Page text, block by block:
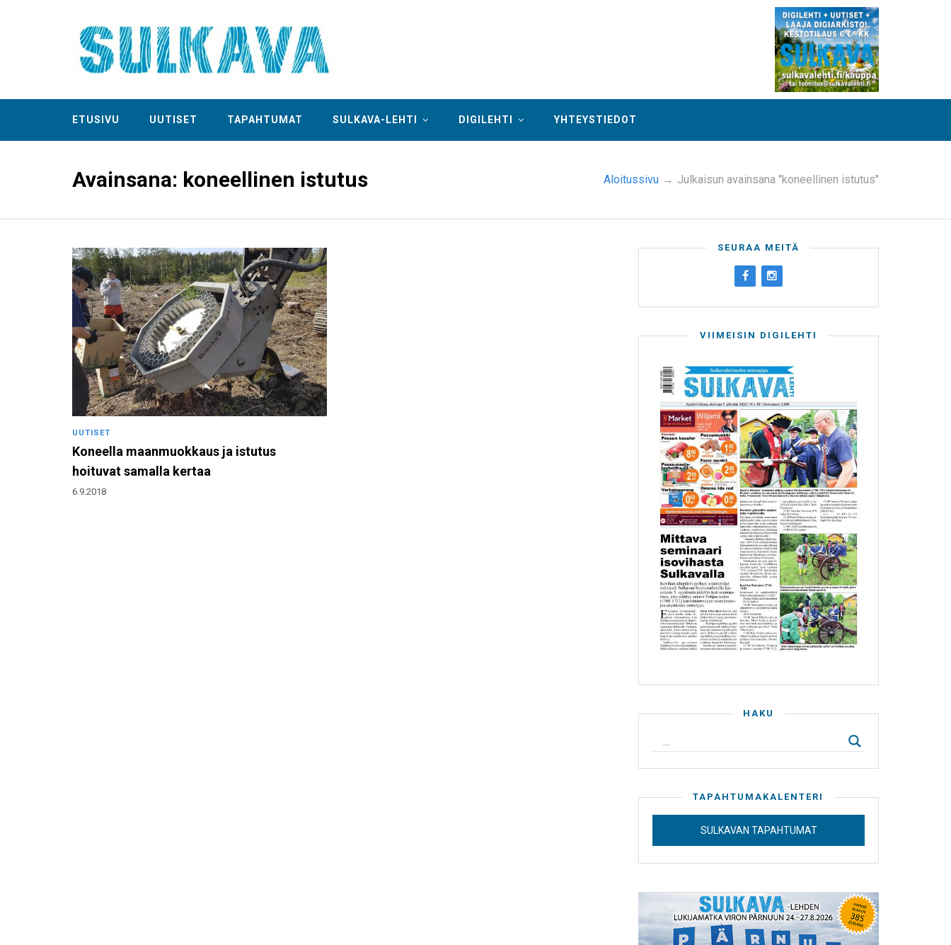
ETUSIVU UUTISET TAPAHTUMAT SULKAVA-LEHTI DIGILEHTI YHTEYSTIEDOT
Avainsana: koneellinen istutus Aloitussivu → Julkaisun avainsana "koneellinen istutus"
UUTISET
Koneella maanmuokkaus ja istutus
hoituvat samalla kertaa
6.9.2018
SEURAA MEITÄ
VIIMEISIN DIGILEHTI
HAKU
TAPAHTUMAKALENTERI
SULKAVAN TAPAHTUMAT